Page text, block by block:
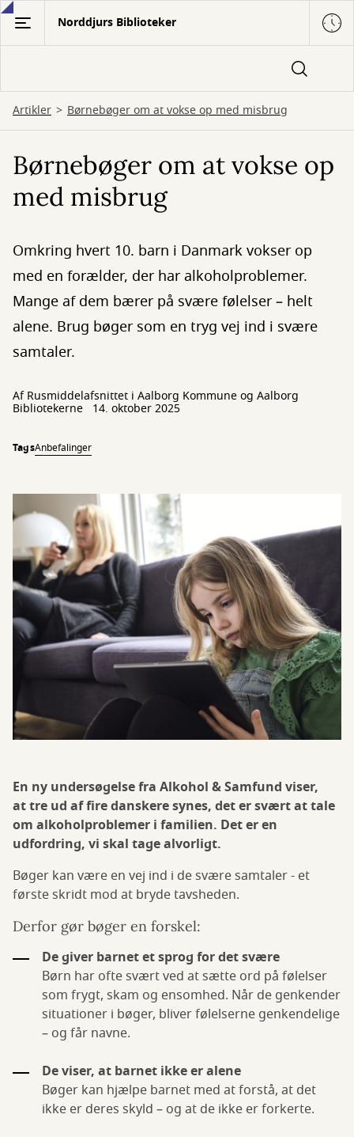
Gå
hovedindhold
Norddjurs Biblioteker
Artikler Børnebøger om at vokse op med misbrug
Børnebøger om at vokse op
med misbrug
Omkring hvert 10. barn i Danmark vokser op
med en forælder, der har alkoholproblemer.
Mange af dem bærer på svære følelser – helt
alene. Brug bøger som en tryg vej ind i svære
samtaler.
Af Rusmiddelafsnittet i Aalborg Kommune og Aalborg
Bibliotekerne 14. oktober 2025
TagsAnbefalinger
En ny undersøgelse fra Alkohol & Samfund viser,
at tre ud af fire danskere synes, det er svært at tale
om alkoholproblemer i familien. Det er en
udfordring, vi skal tage alvorligt.
Bøger kan være en vej ind i de svære samtaler - et
første skridt mod at bryde tavsheden.
Derfor gør bøger en forskel:
De giver barnet et sprog for det svære
Børn har ofte svært ved at sætte ord på følelser
som frygt, skam og ensomhed. Når de genkender
situationer i bøger, bliver følelserne genkendelige
– og får navne.
De viser, at barnet ikke er alene
Bøger kan hjælpe barnet med at forstå, at det
ikke er deres skyld – og at de ikke er forkerte.